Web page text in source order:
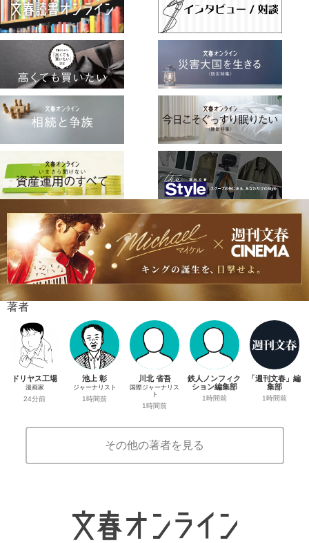
著者
ドリヤス工場
漫画家
24分前
池上 彰
ジャーナリスト
1時間前
川北 省吾
国際ジャーナリス
ト
1時間前
鉄人ノンフィク
ション編集部
1時間前
「週刊文春」編
集部
1時間前
その他の著者を見る